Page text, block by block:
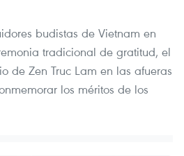
budistas de Vietnam en
tradicional de gratitud, el
de Zen Truc Lam en las afueras
los méritos de los